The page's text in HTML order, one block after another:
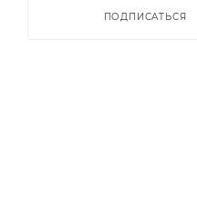
ПОДПИСАТЬСЯ